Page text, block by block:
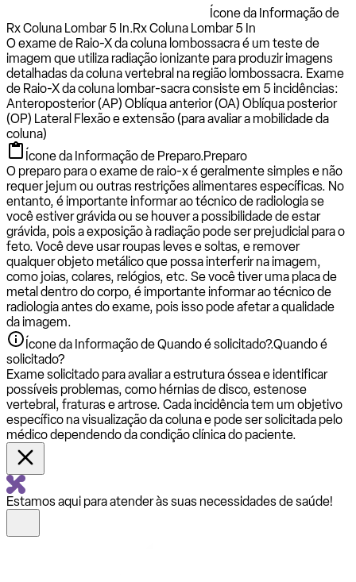
Ícone da Informação de
Rx Coluna Lombar 5 In.Rx Coluna Lombar 5 In
O exame de Raio-X da coluna lombossacra é um teste de
imagem que utiliza radiação ionizante para produzir imagens
detalhadas da coluna vertebral na região lombossacra. Exame
de Raio-X da coluna lombar-sacra consiste em 5 incidências:
Anteroposterior (AP) Oblíqua anterior (OA) Oblíqua posterior
(OP) Lateral Flexão e extensão (para avaliar a mobilidade da
coluna)
Ícone da Informação de Preparo.Preparo
O preparo para o exame de raio-x é geralmente simples e não
requer jejum ou outras restrições alimentares específicas. No
entanto, é importante informar ao técnico de radiologia se
você estiver grávida ou se houver a possibilidade de estar
grávida, pois a exposição à radiação pode ser prejudicial para o
feto. Você deve usar roupas leves e soltas, e remover
qualquer objeto metálico que possa interferir na imagem,
como joias, colares, relógios, etc. Se você tiver uma placa de
metal dentro do corpo, é importante informar ao técnico de
radiologia antes do exame, pois isso pode afetar a qualidade
da imagem.
Ícone da Informação de Quando é solicitado?.Quando é
solicitado?
Exame solicitado para avaliar a estrutura óssea e identificar
possíveis problemas, como hérnias de disco, estenose
vertebral, fraturas e artrose. Cada incidência tem um objetivo
específico na visualização da coluna e pode ser solicitada pelo
médico dependendo da condição clínica do paciente.
Estamos aqui para atender às suas necessidades de saúde!